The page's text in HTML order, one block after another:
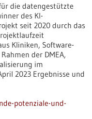
die datengestützte
des KI-
seit 2020 durch das
Kliniken, Software-
der DMEA,
im
2023 Ergebnisse und
potenziale-und-